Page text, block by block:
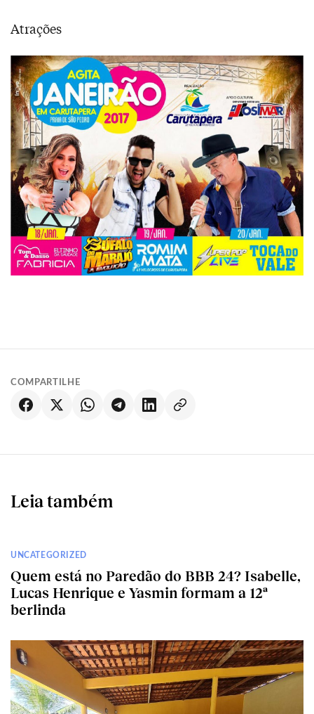
Atrações
COMPARTILHE
Leia também
UNCATEGORIZED
Quem está no Paredão do BBB 24? Isabelle,
Lucas Henrique e Yasmin formam a 12ª
berlinda